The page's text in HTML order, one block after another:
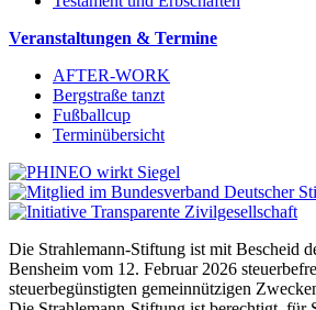
Veranstaltungen & Termine
AFTER-WORK
Bergstraße tanzt
Fußballcup
Terminübersicht
Die Strahlemann-Stiftung ist mit Bescheid
Bensheim vom 12. Februar 2026
steuerbegünstigten gemeinnützigen